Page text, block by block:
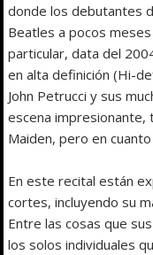
donde los debutantes
Beatles a pocos
particular, data del
en alta definición (Hi-
John Petrucci y sus
escena impresionante,
Maiden, pero en
En este recital están
cortes, incluyendo su
Entre las cosas que
los solos individuales